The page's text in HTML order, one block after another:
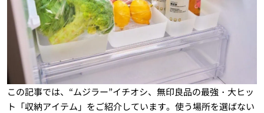
この記事では、“ムジラー”イチオシ、無印良品の最強・大ヒッ
ト「収納アイテム」をご紹介しています。使う場所を選ばない